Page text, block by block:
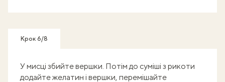
Крок 6/8
У мисці збийте вершки. Потім до суміші з рикоти
додайте желатин і вершки, перемішайте